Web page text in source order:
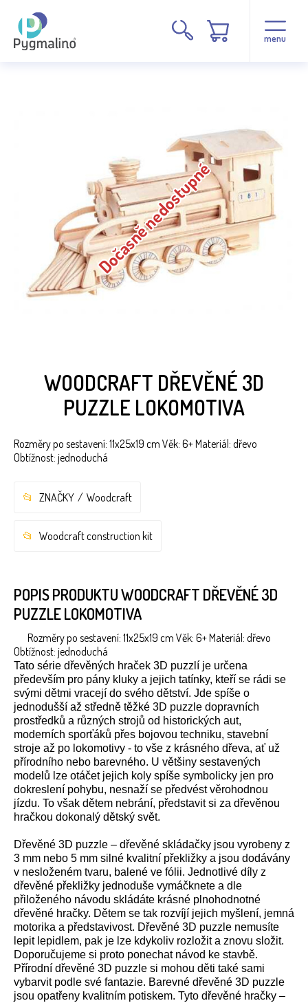
menu
Dočasně nedostupné
WOODCRAFT DŘEVĚNÉ 3D
PUZZLE LOKOMOTIVA
Rozměry po sestavení: 11x25x19 cm Věk: 6+ Materiál: dřevo
Obtížnost: jednoduchá
ZNAČKY Woodcraft
Woodcraft construction kit
POPIS PRODUKTU WOODCRAFT DŘEVĚNÉ 3D
PUZZLE LOKOMOTIVA
Rozměry po sestavení: 11x25x19 cm Věk: 6+ Materiál: dřevo
Obtížnost: jednoduchá
Tato série dřevěných hraček 3D puzzlí je určena
především pro pány kluky a jejich tatínky, kteří se rádi se
svými dětmi vracejí do svého dětství. Jde spíše o
jednodušší až středně těžké 3D puzzle dopravních
prostředků a různých strojů od historických aut,
moderních sporťáků přes bojovou techniku, stavební
stroje až po lokomotivy - to vše z krásného dřeva, ať už
přírodního nebo barevného. U většiny sestavených
modelů lze otáčet jejich koly spíše symbolicky jen pro
dokreslení pohybu, nesnaží se předvést věrohodnou
jízdu. To však dětem nebrání, představit si za dřevěnou
hračkou dokonalý dětský svět.
Dřevěné 3D puzzle – dřevěné skládačky jsou vyrobeny z
3 mm nebo 5 mm silné kvalitní překližky a jsou dodávány
v nesloženém tvaru, balené ve fólii. Jednotlivé díly z
dřevěné překližky jednoduše vymáčknete a dle
přiloženého návodu skládáte krásné plnohodnotné
dřevěné hračky. Dětem se tak rozvíjí jejich myšlení, jemná
motorika a představivost. Dřevěné 3D puzzle nemusíte
lepit lepidlem, pak je lze kdykoliv rozložit a znovu složit.
Doporučujeme si proto ponechat návod ke stavbě.
Přírodní dřevěné 3D puzzle si mohou děti také sami
vybarvit podle své fantazie. Barevné dřevěné 3D puzzle
jsou opatřeny kvalitním potiskem. Tyto dřevěné hračky –